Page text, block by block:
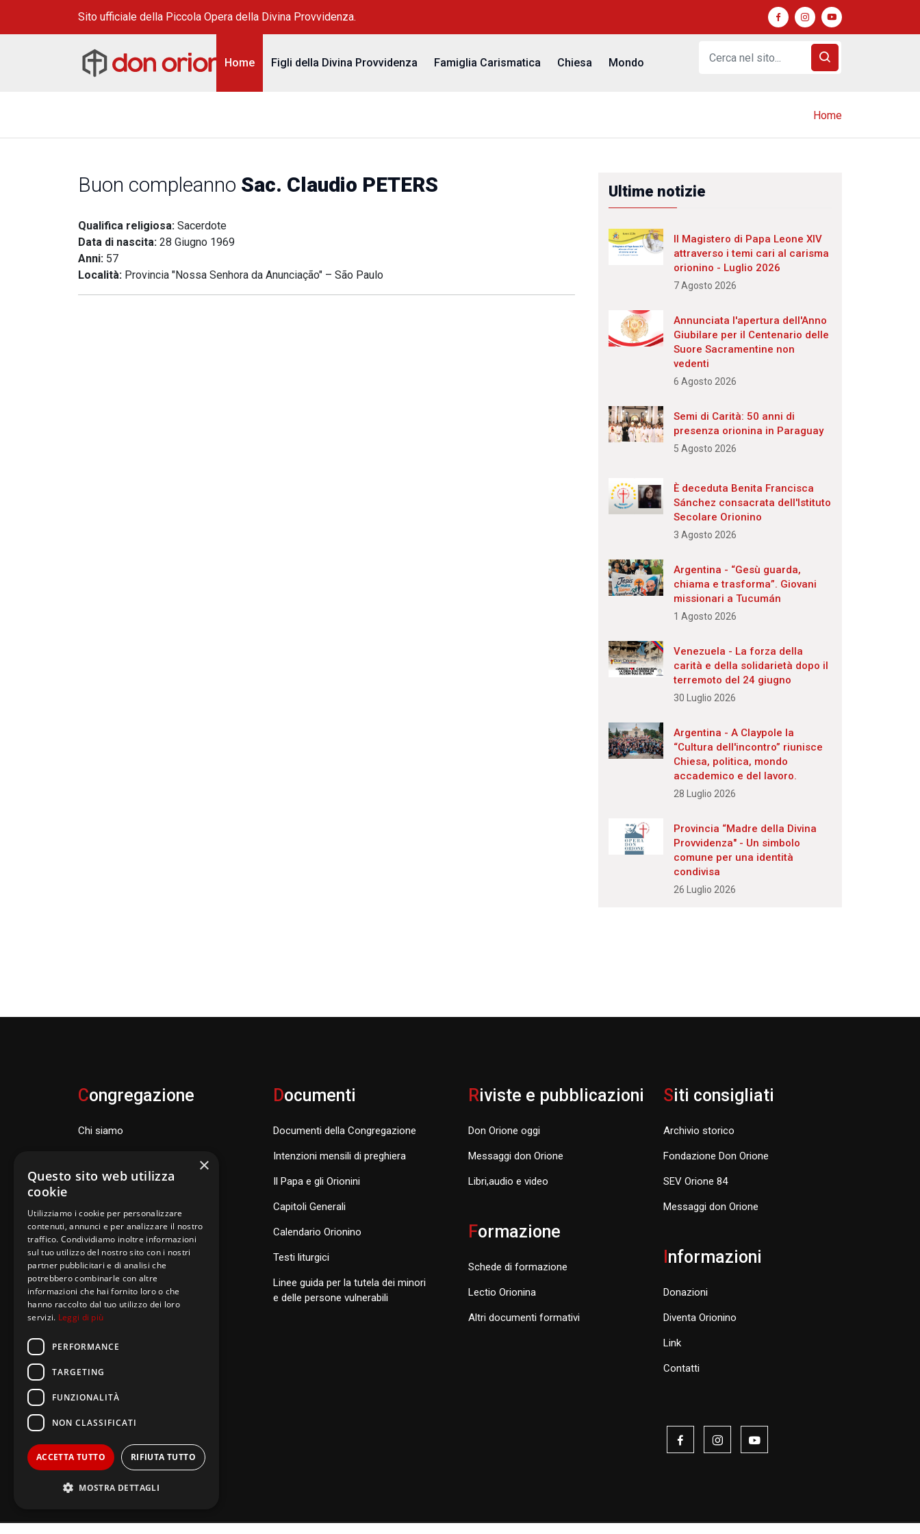
Sito ufficiale della Piccola Opera della Divina Provvidenza.
Home Figli della Divina Provvidenza Famiglia Carismatica Chiesa Mondo
Home
Buon compleanno Sac. Claudio PETERS
Qualifica religiosa: Sacerdote
Data di nascita: 28 Giugno 1969
Anni: 57
Località: Provincia "Nossa Senhora da Anunciação" – São Paulo
Ultime notizie
Il Magistero di Papa Leone XIV
attraverso i temi cari al carisma
orionino - Luglio 2026
7 Agosto 2026
Annunciata l'apertura dell'Anno
Giubilare per il Centenario delle
Suore Sacramentine non
vedenti
6 Agosto 2026
Semi di Carità: 50 anni di
presenza orionina in Paraguay
5 Agosto 2026
È deceduta Benita Francisca
Sánchez consacrata dell'Istituto
Secolare Orionino
3 Agosto 2026
Argentina - “Gesù guarda,
chiama e trasforma”. Giovani
missionari a Tucumán
1 Agosto 2026
Venezuela - La forza della
carità e della solidarietà dopo il
terremoto del 24 giugno
30 Luglio 2026
Argentina - A Claypole la
“Cultura dell'incontro” riunisce
Chiesa, politica, mondo
accademico e del lavoro.
28 Luglio 2026
Provincia “Madre della Divina
Provvidenza" - Un simbolo
comune per una identità
condivisa
26 Luglio 2026
Congregazione
Chi siamo
Dove siamo nel mondo
Santi di Famiglia
Postulazione Generale
San Luigi Orione
Santi di Famiglia
Documenti
Documenti della Congregazione
Intenzioni mensili di preghiera
Il Papa e gli Orionini
Capitoli Generali
Calendario Orionino
Testi liturgici
Linee guida per la tutela dei minori
e delle persone vulnerabili
Riviste e pubblicazioni
Don Orione oggi
Messaggi don Orione
Libri,audio e video
Formazione
Schede di formazione
Lectio Orionina
Altri documenti formativi
Siti consigliati
Archivio storico
Fondazione Don Orione
SEV Orione 84
Messaggi don Orione
nformazioni
Donazioni
Diventa Orionino
Link
Contatti
×
Questo sito web utilizza
cookie
Utilizziamo i cookie per personalizzare
contenuti, annunci e per analizzare il nostro
traffico. Condividiamo inoltre informazioni
sul tuo utilizzo del nostro sito con i nostri
partner pubblicitari e di analisi che
potrebbero combinarle con altre
informazioni che hai fornito loro o che
hanno raccolto dal tuo utilizzo dei loro
servizi. Leggi di più
PERFORMANCE
TARGETING
FUNZIONALITÀ
NON CLASSIFICATI
ACCETTA TUTTO RIFIUTA TUTTO
MOSTRA DETTAGLI